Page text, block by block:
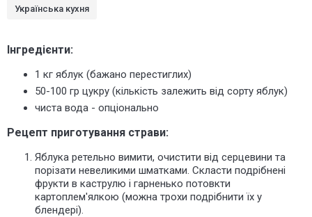
Українська кухня
Інгредієнти:
1 кг яблук (бажано перестиглих)
50-100 гр цукру (кількість залежить від сорту яблук)
чиста вода - опціонально
Рецепт приготування страви:
Яблука ретельно вимити, очистити від серцевини та
порізати невеликими шматками. Скласти подрібнені
фрукти в каструлю і гарненько потовкти
картоплем'ялкою (можна трохи подрібнити їх у
блендері).